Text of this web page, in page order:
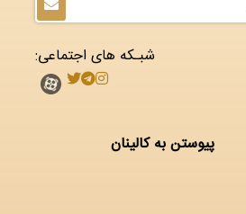
شبـکه های اجتماعی:
پیوستن به کالینان